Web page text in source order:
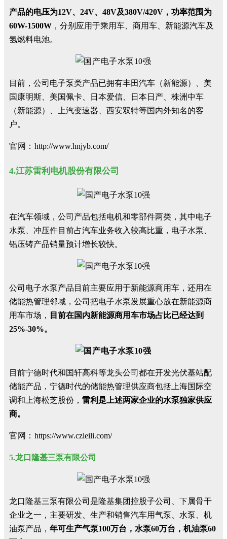
产品的电压为12V、24V、48V及380V/420V，功率范围为
60W-1500W ，分别应用于乘用车、商用车、新能源汽车及
氢燃料电池。
目前，公司电子泵类产品已拥有丰田汽车（新能源）、美
国康明斯、美国佩卡、日本爱信、日本日产、株洲中车
（新能源）、上汽变速器、西安双特等国内外知名的客
户。
官网： http://www.hnjyb.com/
4.江苏雷利电机股份有限公司
在汽车领域，公司产品包括电机和零部件两类，其中电子
水泵、冲压件目前占汽车业务收入较高比重，电子水泵、
铝压铸产品销量预计增长较快。
公司电子水泵产品目前主要应用于新能源商用车，还用在
储能热管理邻域，公司把电子水泵发展重心放在新能源商
用车市场，
目前在国内新能源商用车市场占比已经达到
25%-30%。
目前宁德时代和国轩高科等龙头公司都在开发光伏基站配
储能产品，宁德时代的储能热管理供应商包括上海国际空
调和上海松芝股份， 雷利是上述两家企业的水泵独家供应
商。
官网： https://www.czleili.com/
5.龙口隆基三泵有限公司
龙口隆基三泵有限公司是隆基集团控股子公司、下属骨干
企业之一，主要研发、生产和销售汽车用气泵、水泵、机
油泵产品， 年可生产气泵100万台，水泵60万台，机油泵60